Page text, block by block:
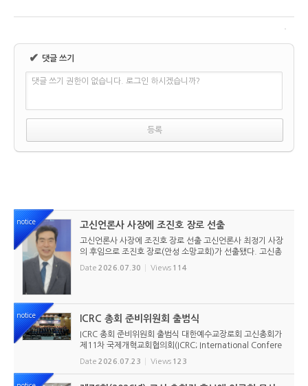
✔ 댓글 쓰기
댓글 쓰기 권한이 없습니다. 로그인 하시겠습니까?
notice 고신언론사 사장에 조진호 장로 선출
고신언론사 사장에 조진호 장로 선출 고신언론사 최정기 사장
의 후임으로 조진호 장로(안성 소망교회)가 선출됐다. 고신총
회 유지재단 이사회는 2026년 7월 30일(목) 오전 11시 고신
총회회관 3층에서 임시이사회를 열고, 조진호 장로를 차기 사
Date 2026.07.30 Views 114
notice ICRC 총회 준비위원회 출범식
ICRC 총회 준비위원회 출범식 대한예수교장로회 고신총회가
제11차 국제개혁교회협의회(ICRC; International Confere
nce of Reformed Churches) 총회를 앞두고 본격적인 준비
에 들어갔다. 2026년 7월 20일 서울 남서울교회에서 ‘ICRC
Date 2026.07.23 Views 123